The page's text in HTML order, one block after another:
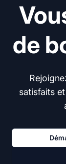
de
satisfaits